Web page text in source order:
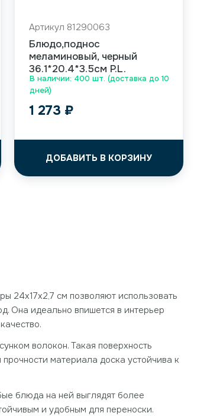
В наличии: 400 шт. (доставка до 10
дней)
Артикул 81290063
Блюдо,поднос
меламиновый, черный
36.1*20.4*3.5см P.L.
1 273 ₽
ДОБАВИТЬ В КОРЗИНУ
24x17x2,7 см позволяют использовать
Она идеально впишется в интерьер
волокон. Такая поверхность
материала доска устойчива к
блюда на ней выглядят более
и удобным для переноски.